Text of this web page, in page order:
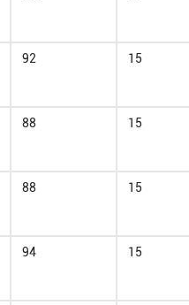
92 15
88 15
88 15
94 15